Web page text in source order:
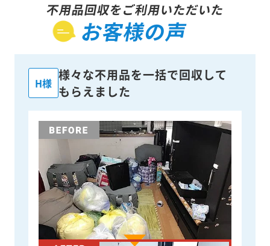
不用品回収をご利用いただいた
お客様の声
H様
様々な不用品を一括で回収して
もらえました